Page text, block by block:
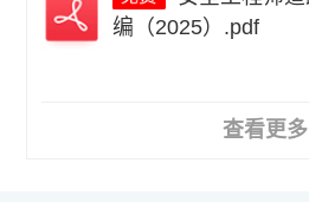
编（2025）.pdf
查看更多